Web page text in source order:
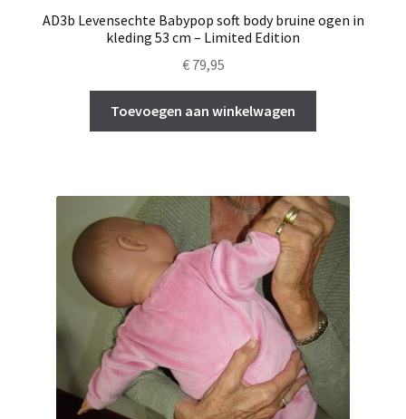
AD3b Levensechte Babypop soft body bruine ogen in
kleding 53 cm – Limited Edition
€79,95
Toevoegen aan winkelwagen